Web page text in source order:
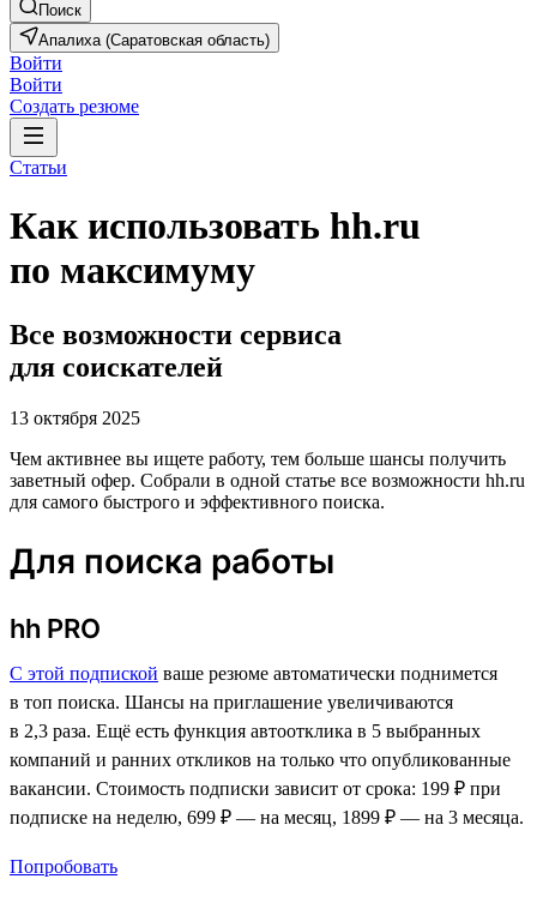
Поиск
Апалиха (Саратовская область)
Войти
Войти
Создать резюме
Статьи
Как использовать hh.ru
по максимуму
Все возможности сервиса
для соискателей
13 октября 2025
Чем активнее вы ищете работу, тем больше шансы получить
заветный офер. Собрали в одной статье все возможности hh.ru
для самого быстрого и эффективного поиска.
Для поиска работы
hh PRO
С этой подпиской ваше резюме автоматически поднимется
в топ поиска. Шансы на приглашение увеличиваются
в 2,3 раза. Ещё есть функция автоотклика в 5 выбранных
компаний и ранних откликов на только что опубликованные
вакансии. Стоимость подписки зависит от срока: 199 ₽ при
подписке на неделю, 699 ₽ — на месяц, 1899 ₽ — на 3 месяца.
Попробовать